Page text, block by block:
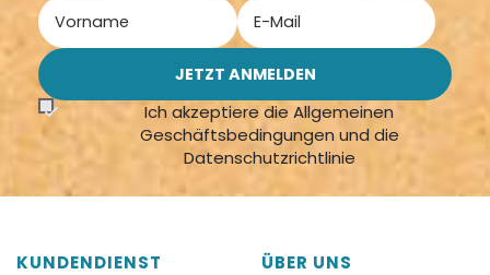
Ich akzeptiere die Allgemeinen
Geschäftsbedingungen und die
Datenschutzrichtlinie
KUNDENDIENST ÜBER UNS